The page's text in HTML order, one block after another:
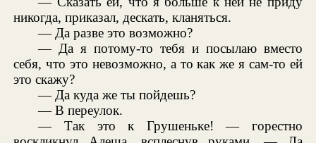
никогда, приказал, дескать, кланяться.
— Да разве это возможно?
— Да я потому-то тебя и посылаю вместо
себя, что это невозможно, а то как же я сам-то ей
это скажу?
— Да куда же ты пойдешь?
— В переулок.
— Так это к Грушеньке! — горестно